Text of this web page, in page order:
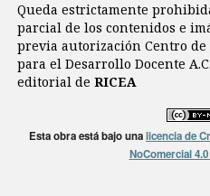
Queda estrictamente
parcial de los contenidos e
previa autorización Centro de
para el Desarrollo Docente
editorial de RICEA
Esta obra está bajo unalicencia de
NoComercial